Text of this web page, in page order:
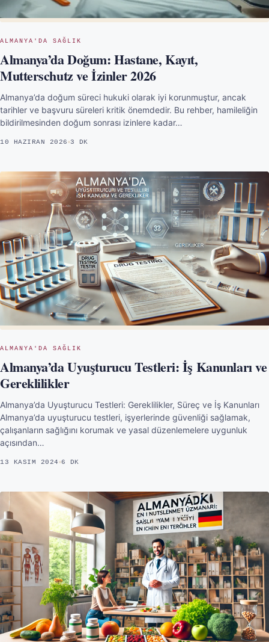
ALMANYA'DA SAĞLIK
Almanya’da Doğum: Hastane, Kayıt,
Mutterschutz ve İzinler 2026
Almanya’da doğum süreci hukuki olarak iyi korunmuştur, ancak
tarihler ve başvuru süreleri kritik önemdedir. Bu rehber, hamileliğin
bildirilmesinden doğum sonrası izinlere kadar…
10 HAZIRAN 2026 3 DK
ALMANYA'DA SAĞLIK
Almanya’da Uyuşturucu Testleri: İş Kanunları ve
Gereklilikler
Almanya’da Uyuşturucu Testleri: Gereklilikler, Süreç ve İş Kanunları
Almanya’da uyuşturucu testleri, işyerlerinde güvenliği sağlamak,
çalışanların sağlığını korumak ve yasal düzenlemelere uygunluk
açısından…
13 KASIM 2024 6 DK